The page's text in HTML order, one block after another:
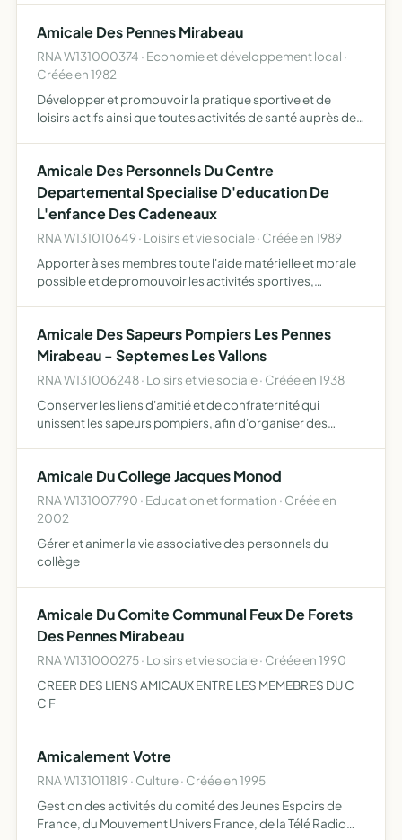
Amicale Des Pennes Mirabeau
RNA W131000374 · Economie et développement local ·
Créée en 1982
Développer et promouvoir la pratique sportive et de
loisirs actifs ainsi que toutes activités de santé auprès de
Amicale Des Personnels Du Centre
Departemental Specialise D'education De
L'enfance Des Cadeneaux
RNA W131010649 · Loisirs et vie sociale · Créée en 1989
Apporter à ses membres toute l'aide matérielle et morale
possible et de promouvoir les activités sportives,
Amicale Des Sapeurs Pompiers Les Pennes
Mirabeau - Septemes Les Vallons
RNA W131006248 · Loisirs et vie sociale · Créée en 1938
Conserver les liens d'amitié et de confraternité qui
unissent les sapeurs pompiers, afin d'organiser des
celle-ci
Amicale Du College Jacques Monod
RNA W131007790 · Education et formation · Créée en
2002
Gérer et animer la vie associative des personnels du
collège
Amicale Du Comite Communal Feux De Forets
Des Pennes Mirabeau
RNA W131000275 · Loisirs et vie sociale · Créée en 1990
CREER DES LIENS AMICAUX ENTRE LES MEMEBRES DU C
C F
Amicalement Votre
RNA W131011819 · Culture · Créée en 1995
Gestion des activités du comité des Jeunes Espoirs de
France, du Mouvement Univers France, de la Télé Radio